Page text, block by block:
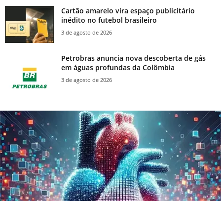
Cartão amarelo vira espaço publicitário
inédito no futebol brasileiro
3 de agosto de 2026
Petrobras anuncia nova descoberta de gás
em águas profundas da Colômbia
3 de agosto de 2026